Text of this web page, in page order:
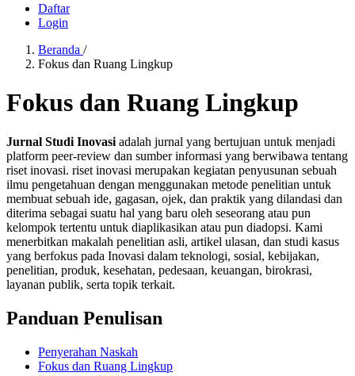
Daftar
Login
Beranda /
Fokus dan Ruang Lingkup
Fokus dan Ruang Lingkup
Jurnal Studi Inovasi adalah jurnal yang bertujuan untuk menjadi
platform peer-review dan sumber informasi yang berwibawa tentang
riset inovasi. riset inovasi merupakan kegiatan penyusunan sebuah
ilmu pengetahuan dengan menggunakan metode penelitian untuk
membuat sebuah ide, gagasan, ojek, dan praktik yang dilandasi dan
diterima sebagai suatu hal yang baru oleh seseorang atau pun
kelompok tertentu untuk diaplikasikan atau pun diadopsi. Kami
menerbitkan makalah penelitian asli, artikel ulasan, dan studi kasus
yang berfokus pada Inovasi dalam teknologi, sosial, kebijakan,
penelitian, produk, kesehatan, pedesaan, keuangan, birokrasi,
layanan publik, serta topik terkait.
Panduan Penulisan
Penyerahan Naskah
Fokus dan Ruang Lingkup